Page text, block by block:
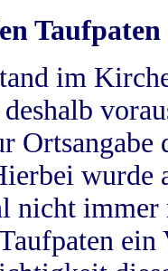
Taufpaten
im
wurde
nicht